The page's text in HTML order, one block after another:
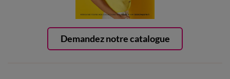
Demandez notre catalogue